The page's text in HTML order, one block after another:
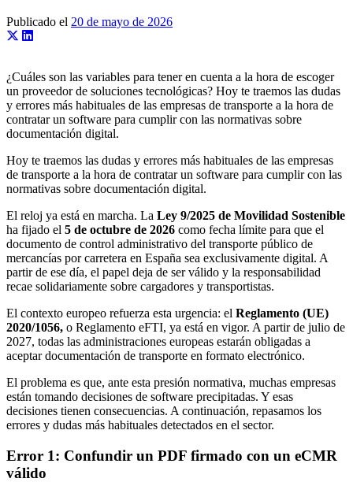
Publicado el 20 de mayo de 2026
¿Cuáles son las variables para tener en cuenta a la hora de escoger
un proveedor de soluciones tecnológicas? Hoy te traemos las dudas
y errores más habituales de las empresas de transporte a la hora de
contratar un software para cumplir con las normativas sobre
documentación digital.
Hoy te traemos las dudas y errores más habituales de las empresas
de transporte a la hora de contratar un software para cumplir con las
normativas sobre documentación digital.
El reloj ya está en marcha. La Ley 9/2025 de Movilidad Sostenible
ha fijado el 5 de octubre de 2026 como fecha límite para que el
documento de control administrativo del transporte público de
mercancías por carretera en España sea exclusivamente digital. A
partir de ese día, el papel deja de ser válido y la responsabilidad
recae solidariamente sobre cargadores y transportistas.
El contexto europeo refuerza esta urgencia: el Reglamento (UE)
2020/1056, o Reglamento eFTI, ya está en vigor. A partir de julio de
2027, todas las administraciones europeas estarán obligadas a
aceptar documentación de transporte en formato electrónico.
El problema es que, ante esta presión normativa, muchas empresas
están tomando decisiones de software precipitadas. Y esas
decisiones tienen consecuencias. A continuación, repasamos los
errores y dudas más habituales detectados en el sector.
Error 1: Confundir un PDF firmado con un eCMR
válido